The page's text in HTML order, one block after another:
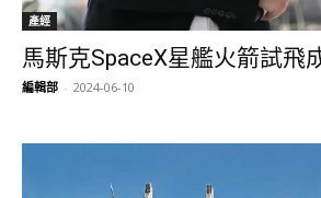
產經
馬斯克SpaceX星艦火箭試飛
編輯部 - 2024-06-10